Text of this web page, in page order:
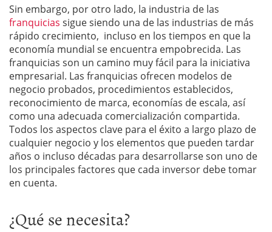
Sin embargo, por otro lado, la industria de las
franquicias sigue siendo una de las industrias de más
rápido crecimiento, incluso en los tiempos en que la
economía mundial se encuentra empobrecida. Las
franquicias son un camino muy fácil para la iniciativa
empresarial. Las franquicias ofrecen modelos de
negocio probados, procedimientos establecidos,
reconocimiento de marca, economías de escala, así
como una adecuada comercialización compartida.
Todos los aspectos clave para el éxito a largo plazo de
cualquier negocio y los elementos que pueden tardar
años o incluso décadas para desarrollarse son uno de
los principales factores que cada inversor debe tomar
en cuenta.
¿Qué se necesita?